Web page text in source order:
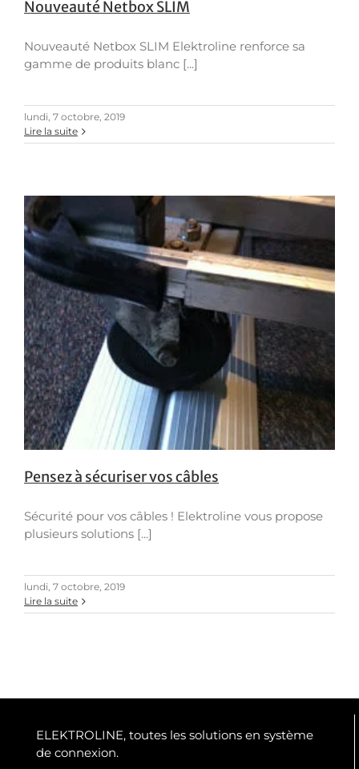
Nouveauté Netbox SLIM
Nouveauté Netbox SLIM Elektroline renforce sa
gamme de produits blanc [...]
lundi, 7 octobre, 2019
Lire la suite
Pensez à sécuriser vos câbles
Sécurité pour vos câbles ! Elektroline vous propose
plusieurs solutions [...]
lundi, 7 octobre, 2019
Lire la suite
ELEKTROLINE, toutes les solutions en système
de connexion.